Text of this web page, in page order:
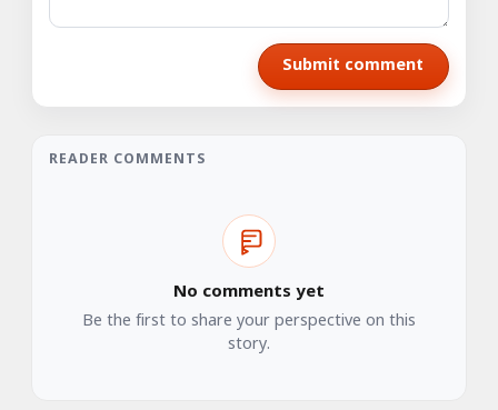
Submit comment
READER COMMENTS
No comments yet
Be the first to share your perspective on this
story.